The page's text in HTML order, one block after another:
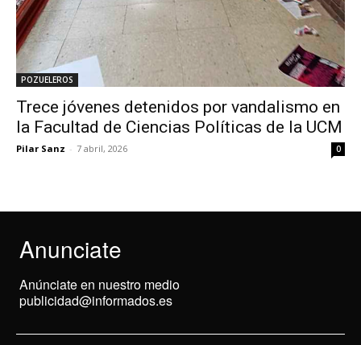
POZUELEROS
Trece jóvenes detenidos por vandalismo en
la Facultad de Ciencias Políticas de la UCM
Pilar Sanz - 7 abril, 2026 0
Anunciate
Anúnciate en nuestro medio
publicidad@informados.es